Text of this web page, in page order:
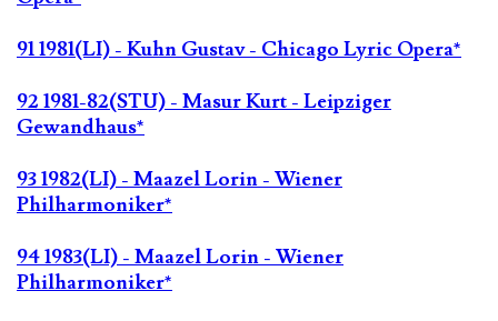
91 1981(LI) - Kuhn Gustav - Chicago Lyric Opera*
92 1981-82(STU) - Masur Kurt - Leipziger
Gewandhaus*
93 1982(LI) - Maazel Lorin - Wiener
Philharmoniker*
94 1983(LI) - Maazel Lorin - Wiener
Philharmoniker*